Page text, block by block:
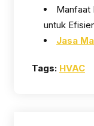
Manfaat
untuk
Jasa
Tags: HVAC